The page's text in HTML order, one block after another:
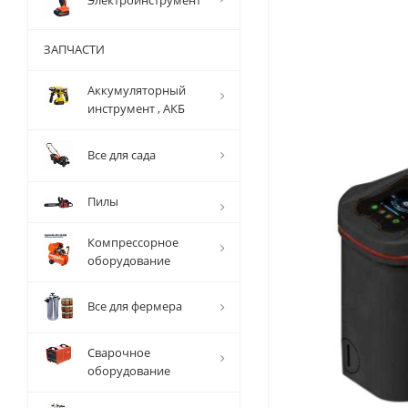
ЗАПЧАСТИ
Аккумуляторный
инструмент , АКБ
Все для сада
Пилы
Компрессорное
оборудование
Все для фермера
Сварочное
оборудование